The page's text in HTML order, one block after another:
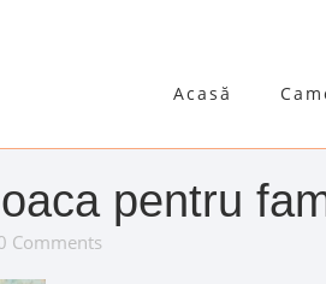
Acasă
pentru
Comments